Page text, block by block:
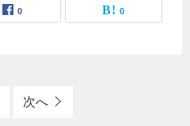
0 0
次へ